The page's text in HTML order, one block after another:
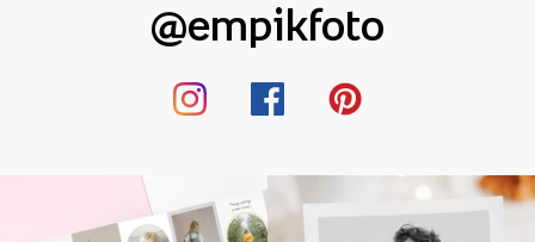
@empikfoto